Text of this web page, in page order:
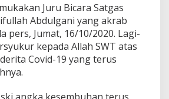
c
e
,
1
1
7
K
a
Juru Bicara Satgas
Abdulgani yang akrab
pers, Jumat, 16/10/2020. Lagi-
kepada Allah SWT atas
Covid-19 yang terus